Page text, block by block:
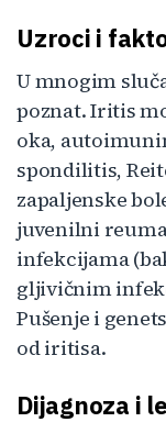
Uzroci i
U mnogim
poznat. Iritis
oka,
spondilitis,
zapaljenske
juvenilni
infekcijama
gljivičnim
Pušenje i
od iritisa.
Dijagnoza i